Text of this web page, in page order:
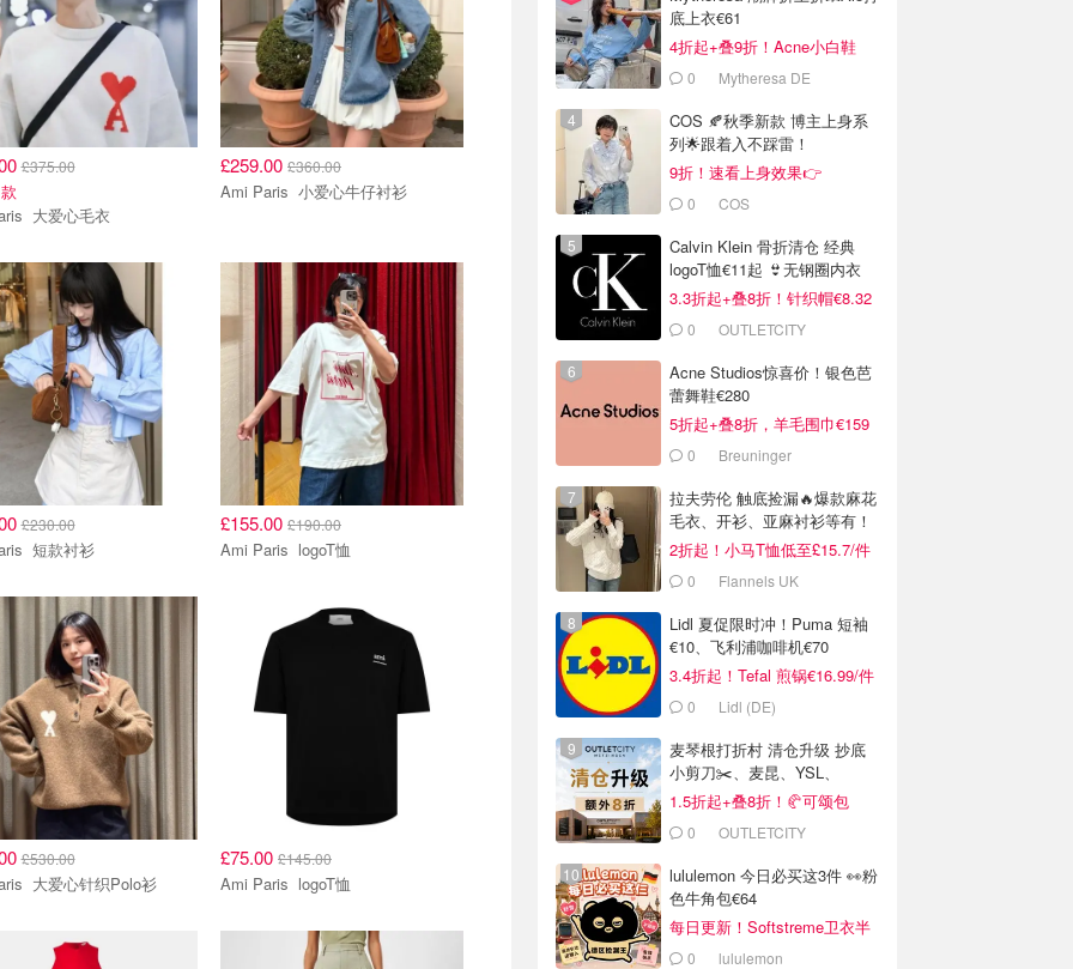
£375.00
Ami Paris 大爱心毛衣
£259.00 £360.00
Ami Paris 小爱心牛仔衬衫
£230.00
Ami Paris 短款衬衫
£155.00 £190.00
Ami Paris logoT恤
£530.00
Ami Paris 大爱心针织Polo衫
£75.00 £145.00
Ami Paris logoT恤
底上衣€61
4折起+叠9折！Acne小白鞋
€2640 Mytheresa DE
COS 🍂秋季新款 博主上身系
列🌟跟着入不踩雷！
9折！速看上身效果👉
0 COS
Calvin Klein 骨折清仓 经典
logoT恤€11起 👙无钢圈内衣
€9.6
3.3折起+叠8折！针织帽€8.32
0
OUTLETCITY
Acne Studios惊喜价！银色芭
蕾舞鞋€280
5折起+叠8折，羊毛围巾€159
0 Breuninger
拉夫劳伦 触底捡漏🔥爆款麻花
毛衣、开衫、亚麻衬衫等有！
2折起！小马T恤低至£15.7/件
0 Flannels UK
Lidl 夏促限时冲！Puma 短袖
€10、飞利浦咖啡机€70
3.4折起！Tefal 煎锅€16.99/件
0 Lidl (DE)
麦琴根打折村 清仓升级 抄底
小剪刀✂️、麦昆、YSL、
Barbour等
1.5折起+叠8折！🥐可颂包
€44.79
0
OUTLETCITY
lululemon 今日必买这3件 👀粉
色牛角包€64
每日更新！Softstreme卫衣半
价 0 lululemon